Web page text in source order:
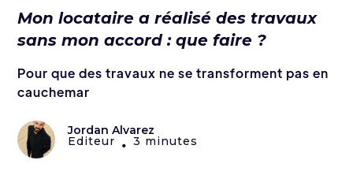
Mon locataire a réalisé des travaux
sans mon accord : que faire ?
Pour que des travaux ne se transforment pas en
cauchemar
Jordan Alvarez
Editeur • 3 minutes